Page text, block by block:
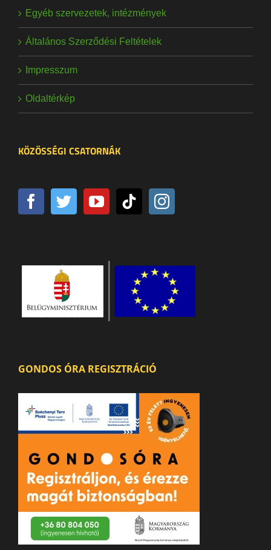
Egyéb szervezetek, intézmények
Általános Szerződési Feltételek
Impresszum
Oldaltérkép
KÖZÖSSÉGI CSATORNÁK
GONDOS ÓRA REGISZTRÁCIÓ